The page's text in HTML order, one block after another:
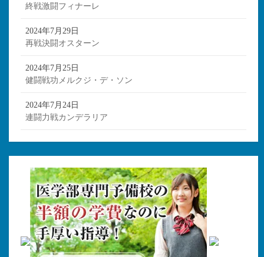
終戦激闘フィナーレ
2024年7月29日
再戦決闘オスターン
2024年7月25日
健闘戦功メルクジ・デ・ソン
2024年7月24日
連闘力戦カンデラリア